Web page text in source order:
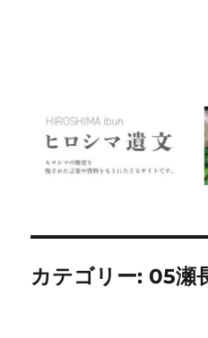
カテゴリー: 05瀬